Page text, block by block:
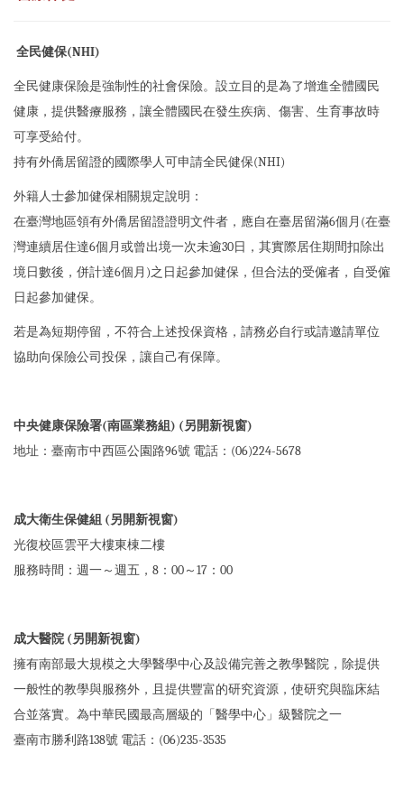
全民健保(NHI)
全民健康保險是強制性的社會保險。設立目的是為了增進全體國民
健康，提供醫療服務，讓全體國民在發生疾病、傷害、生育事故時
可享受給付。
持有外僑居留證的國際學人可申請全民健保(NHI)
外籍人士參加健保相關規定說明：
在臺灣地區領有外僑居留證證明文件者，應自在臺居留滿6個月(在臺
灣連續居住達6個月或曾出境一次未逾30日，其實際居住期間扣除出
境日數後，併計達6個月)之日起參加健保，但合法的受僱者，自受僱
日起參加健保。
若是為短期停留，不符合上述投保資格，請務必自行或請邀請單位
協助向保險公司投保，讓自己有保障。
中央健康保險署(南區業務組) (另開新視窗)
地址：臺南市中西區公園路96號 電話：(06)224-5678
成大衛生保健組 (另開新視窗)
光復校區雲平大樓東棟二樓
服務時間：週一～週五，8：00～17：00
成大醫院 (另開新視窗)
擁有南部最大規模之大學醫學中心及設備完善之教學醫院，除提供
一般性的教學與服務外，且提供豐富的研究資源，使研究與臨床結
合並落實。為中華民國最高層級的「醫學中心」級醫院之一
臺南市勝利路138號 電話：(06)235-3535